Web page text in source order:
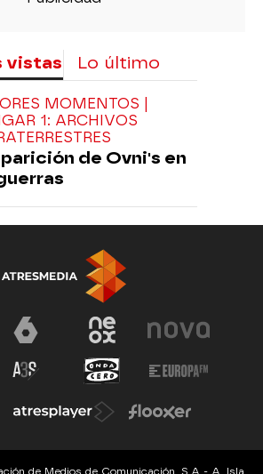
vistas Lo último
MOMENTOS |
1: ARCHIVOS
de Ovni's en
de Medios de Comunicación, S.A - A. Isla